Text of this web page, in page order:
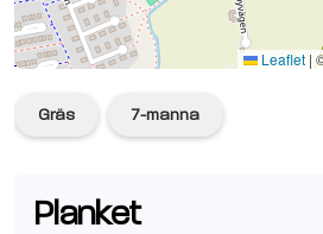
Leaflet |
Se planen på Google Maps
Gräs 7-manna
Planket